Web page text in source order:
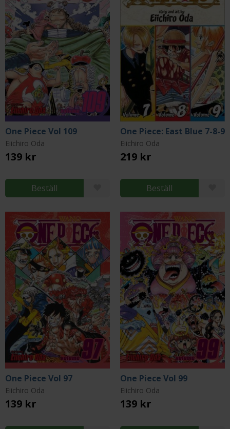
One Piece Vol 109
Eiichiro Oda
139 kr
Beställ
One Piece: East Blue 7-8-9
Eiichiro Oda
219 kr
Beställ
One Piece Vol 97
Eiichiro Oda
139 kr
One Piece Vol 99
Eiichiro Oda
139 kr